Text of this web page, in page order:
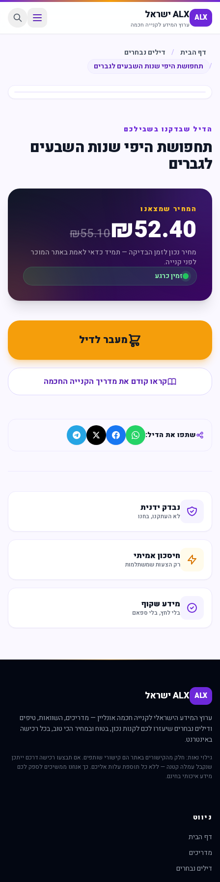
ALX ALX ישראל
ערוץ המידע לקנייה חכמה
דף הבית /
דילים נבחרים
/
תחפושת היפי שנות השבעים לגברים
הדיל שבדקנו בשבילכם
תחפושת היפי שנות השבעים
לגברים
המחיר שמצאנו
₪52.40
₪55.10
מחיר נכון לזמן הבדיקה — תמיד כדאי לאמת באתר המוכר
לפני קנייה.
זמין כרגע
מעבר לדיל
קראו קודם את מדריך הקנייה החכמה
שתפו את הדיל:
נבדק ידנית
לא העתקנו, בחנו
חיסכון אמיתי
רק הצעות שמשתלמות
מידע שקוף
בלי לחץ, בלי ספאם
ALX ALX ישראל
ערוץ המידע הישראלי לקנייה חכמה אונליין — מדריכים, השוואות, טיפים
ודילים נבחרים שיעזרו לכם לקנות נכון, בטוח ובמחיר הכי טוב, בכל רכישה
באינטרנט.
גילוי נאות: חלק מהקישורים באתר הם קישורי שותפים. אם תבצעו רכישה דרכם ייתכן
שנקבל עמלה קטנה — ללא כל תוספת עלות אליכם. כך אנחנו ממשיכים לספק לכם
מידע איכותי בחינם.
ניווט
דף הבית
מדריכים
דילים נבחרים